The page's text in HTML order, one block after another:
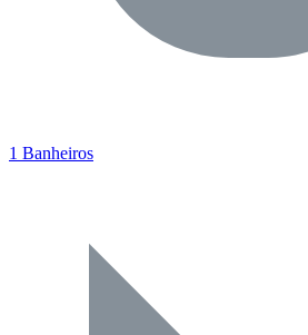
1 Banheiros